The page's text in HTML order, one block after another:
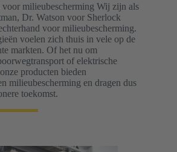
voor milieubescherming Wij zijn als
Dr. Watson voor Sherlock
voor milieubescherming.
voelen zich thuis in vele op de
markten. Of het nu om
of elektrische
producten bieden
milieubescherming en dragen dus
toekomst.